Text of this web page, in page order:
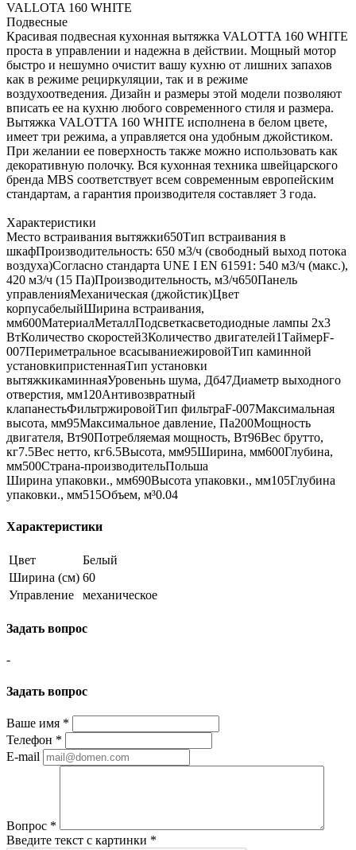
VALLOTA 160 WHITE
Подвесные
Красивая подвесная кухонная вытяжка VALOTTA 160 WHITE
проста в управлении и надежна в действии. Мощный мотор
быстро и нешумно очистит вашу кухню от лишних запахов
как в режиме рециркуляции, так и в режиме
воздухоотведения. Дизайн и размеры этой модели позволяют
вписать ее на кухню любого современного стиля и размера.
Вытяжка VALOTTA 160 WHITE исполнена в белом цвете,
имеет три режима, а управляется она удобным джойстиком.
При желании ее поверхность также можно использовать как
декоративную полочку. Вся кухонная техника швейцарского
бренда MBS соответствует всем современным европейским
стандартам, а гарантия производителя составляет 3 года.
Характеристики
Место встраивания вытяжки650Тип встраивания в
шкафПроизводительность: 650 м3/ч (свободный выход потока
воздуха)Согласно стандарта UNE I EN 61591: 540 м3/ч (макс.),
420 м3/ч (15 Па)Производительность, м3/ч650Панель
управленияМеханическая (джойстик)Цвет
корпусабелыйШирина встраивания,
мм600МатериалМеталлПодсветкасветодиодные лампы 2х3
ВтКоличество скоростей3Количество двигателей1ТаймерF-
007Периметральное всасываниежировойТип каминной
установкипристеннаяТип установки
вытяжкикаминнаяУровеньнь шума, Дб47Диаметр выходного
отверстия, мм120Антивозвратный
клапанестьФильтржировойТип фильтраF-007Максимальная
высота, мм95Максимальное давление, Па200Мощность
двигателя, Вт90Потребляемая мощность, Вт96Вес брутто,
кг7.5Вес нетто, кг6.5Высота, мм95Ширина, мм600Глубина,
мм500Страна-производительПольша
Ширина упаковки., мм690Высота упаковки., мм105Глубина
упаковки., мм515Объем, м³0.04
Характеристики
Цвет
Белый
Ширина (см) 60
Управление
механическое
Задать вопрос
-
Задать вопрос
Ваше имя *
Телефон *
E-mail
Вопрос *
Введите текст с картинки *